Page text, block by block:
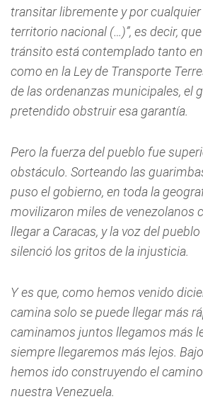
transitar libremente y por
territorio nacional (…)”, es decir,
tránsito está contemplado tanto
como en la Ley de Transporte
de las ordenanzas municipales, el
pretendido obstruir esa garantía.
Pero la fuerza del pueblo fue
obstáculo. Sorteando las
puso el gobierno, en toda la
movilizaron miles de venezolanos
llegar a Caracas, y la voz del
silenció los gritos de la injusticia.
Y es que, como hemos venido
camina solo se puede llegar más
caminamos juntos llegamos más
siempre llegaremos más lejos.
hemos ido construyendo el
nuestra Venezuela.